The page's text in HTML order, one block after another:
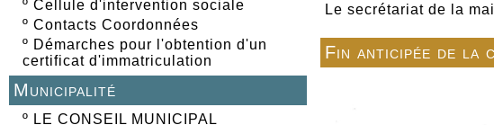
º Cellule d'intervention sociale
º Contacts Coordonnées
º Démarches pour l'obtention d'un
certificat d'immatriculation
Municipalité
º LE CONSEIL MUNICIPAL
Le secrétariat de la
Fin anticipée de la